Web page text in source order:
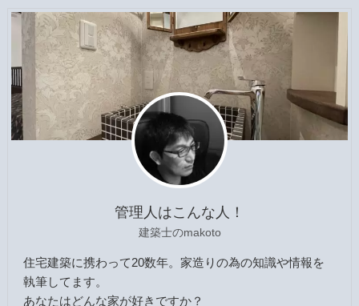
管理人はこんな人！
建築士のmakoto
住宅建築に携わって20数年。家造りの為の知識や情報を
執筆してます。
あなたはどんな家が好きですか？